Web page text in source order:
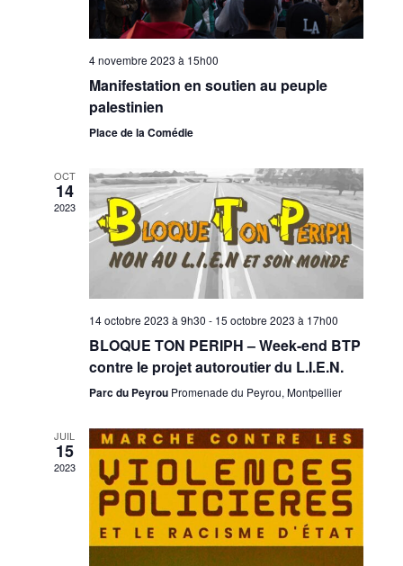
4 novembre 2023 à 15h00
Manifestation en soutien au peuple
palestinien
Place de la Comédie
OCT
14
2023
14 octobre 2023 à 9h30 - 15 octobre 2023 à 17h00
BLOQUE TON PERIPH – Week-end BTP
contre le projet autoroutier du L.I.E.N.
Parc du Peyrou Promenade du Peyrou, Montpellier
JUIL
15
2023